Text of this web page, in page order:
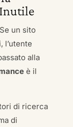
Inutile
un sito
l’utente
alla
è il
di ricerca
di